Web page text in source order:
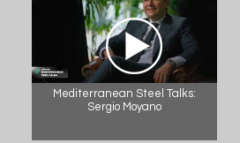
Mediterranean Steel Talks:
Sergio Moyano